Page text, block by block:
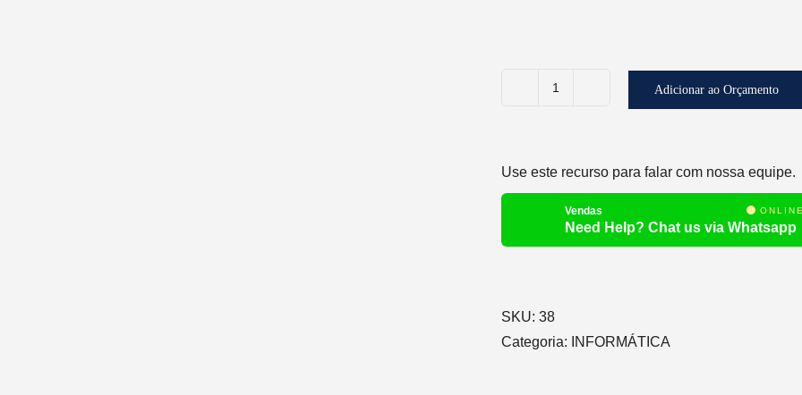
quantidade
Adicionar ao Orçamento
Use este recurso para falar com nossa equipe.
Vendas
Need Help? Chat us via Whatsapp
SKU: 38
Categoria:
INFORMÁTICA